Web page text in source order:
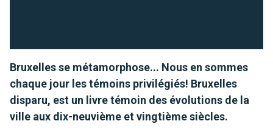
Bruxelles se métamorphose... Nous en sommes
chaque jour les témoins privilégiés! Bruxelles
disparu, est un livre témoin des évolutions de la
ville aux dix-neuvième et vingtième siècles.